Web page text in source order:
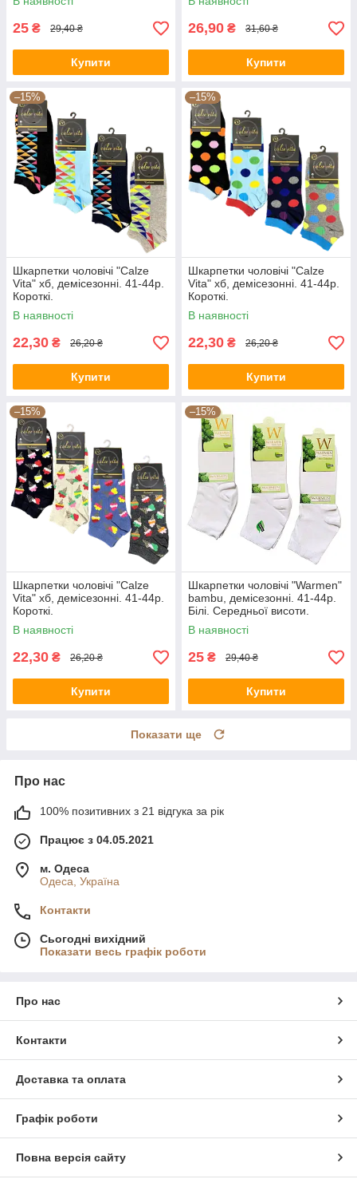
25 ₴ 29,40 ₴
Купити
26,90 ₴ 31,60 ₴
Купити
–15%
Шкарпетки чоловічі "Calze
Vita" хб, демісезонні. 41-44р.
Короткі.
В наявності
22,30 ₴ 26,20 ₴
Купити
–15%
Шкарпетки чоловічі "Calze
Vita" хб, демісезонні. 41-44р.
Короткі.
В наявності
22,30 ₴ 26,20 ₴
Купити
–15%
Шкарпетки чоловічі "Calze
Vita" хб, демісезонні. 41-44р.
Короткі.
В наявності
22,30 ₴ 26,20 ₴
Купити
–15%
Шкарпетки чоловічі "Warmen"
bambu, демісезонні. 41-44р.
Білі. Середньої висоти.
В наявності
25 ₴ 29,40 ₴
Купити
Показати ще
Про нас
100% позитивних з 21 відгука за рік
Працює з 04.05.2021
м. Одеса
Одеса, Україна
Контакти
Сьогодні вихідний
Показати весь графік роботи
Про нас
Контакти
Доставка та оплата
Графік роботи
Повна версія сайту